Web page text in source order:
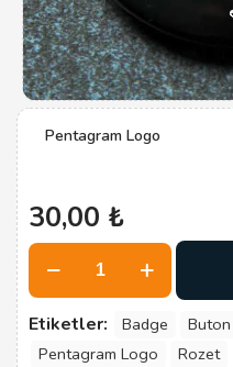
Pentagram Logo
30,00 ₺
Pentagram
Logo
adet
Etiketler: Badge
Pentagram Logo
Rozet